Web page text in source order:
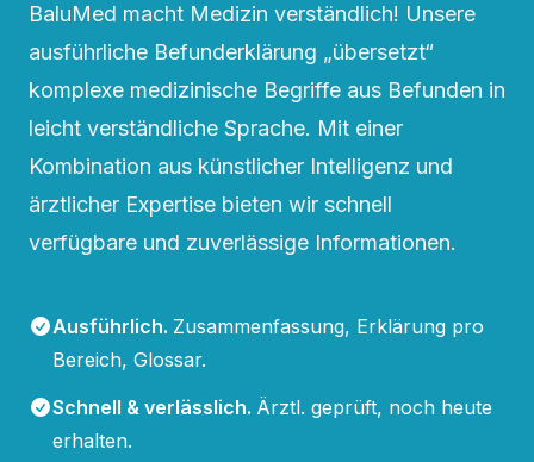
BaluMed macht Medizin verständlich! Unsere
ausführliche Befunderklärung „übersetzt“
komplexe medizinische Begriffe aus Befunden in
leicht verständliche Sprache. Mit einer
Kombination aus künstlicher Intelligenz und
ärztlicher Expertise bieten wir schnell
verfügbare und zuverlässige Informationen.
Ausführlich. Zusammenfassung, Erklärung pro
Bereich, Glossar.
Schnell & verlässlich. Ärztl. geprüft, noch heute
erhalten.